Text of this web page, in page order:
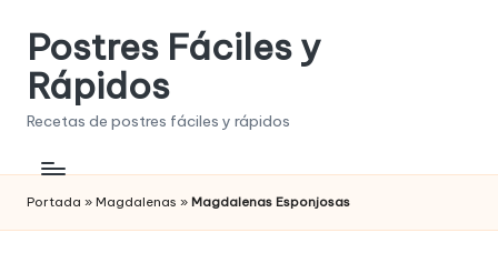
Saltar
contenido
Postres Fáciles y
Rápidos
Recetas de postres fáciles y rápidos
Portada » Magdalenas » Magdalenas Esponjosas